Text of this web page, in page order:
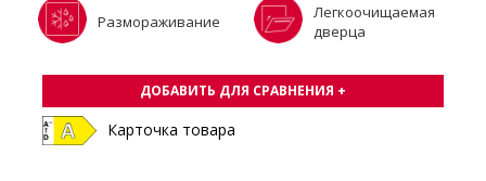
Размораживание
Легкоочищаемая
дверца
ДОБАВИТЬ ДЛЯ СРАВНЕНИЯ +
Карточка товара